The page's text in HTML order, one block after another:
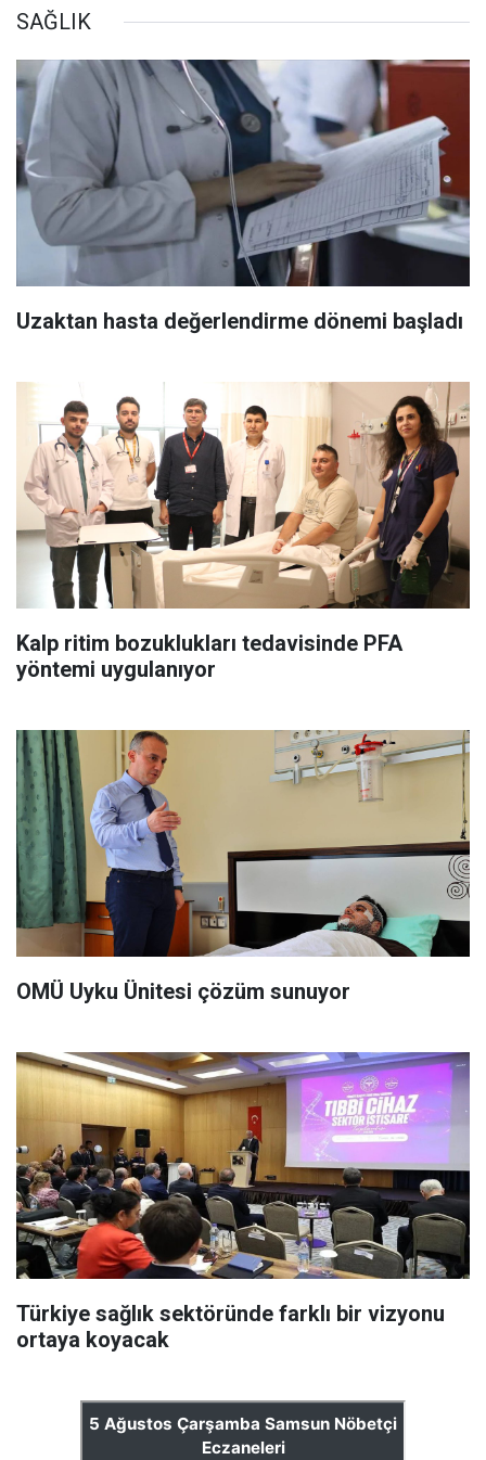
SAĞLIK
Uzaktan hasta değerlendirme dönemi başladı
Kalp ritim bozuklukları tedavisinde PFA
yöntemi uygulanıyor
OMÜ Uyku Ünitesi çözüm sunuyor
Türkiye sağlık sektöründe farklı bir vizyonu
ortaya koyacak